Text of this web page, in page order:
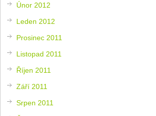
Únor 2012
Leden 2012
Prosinec 2011
Listopad 2011
Říjen 2011
Září 2011
Srpen 2011